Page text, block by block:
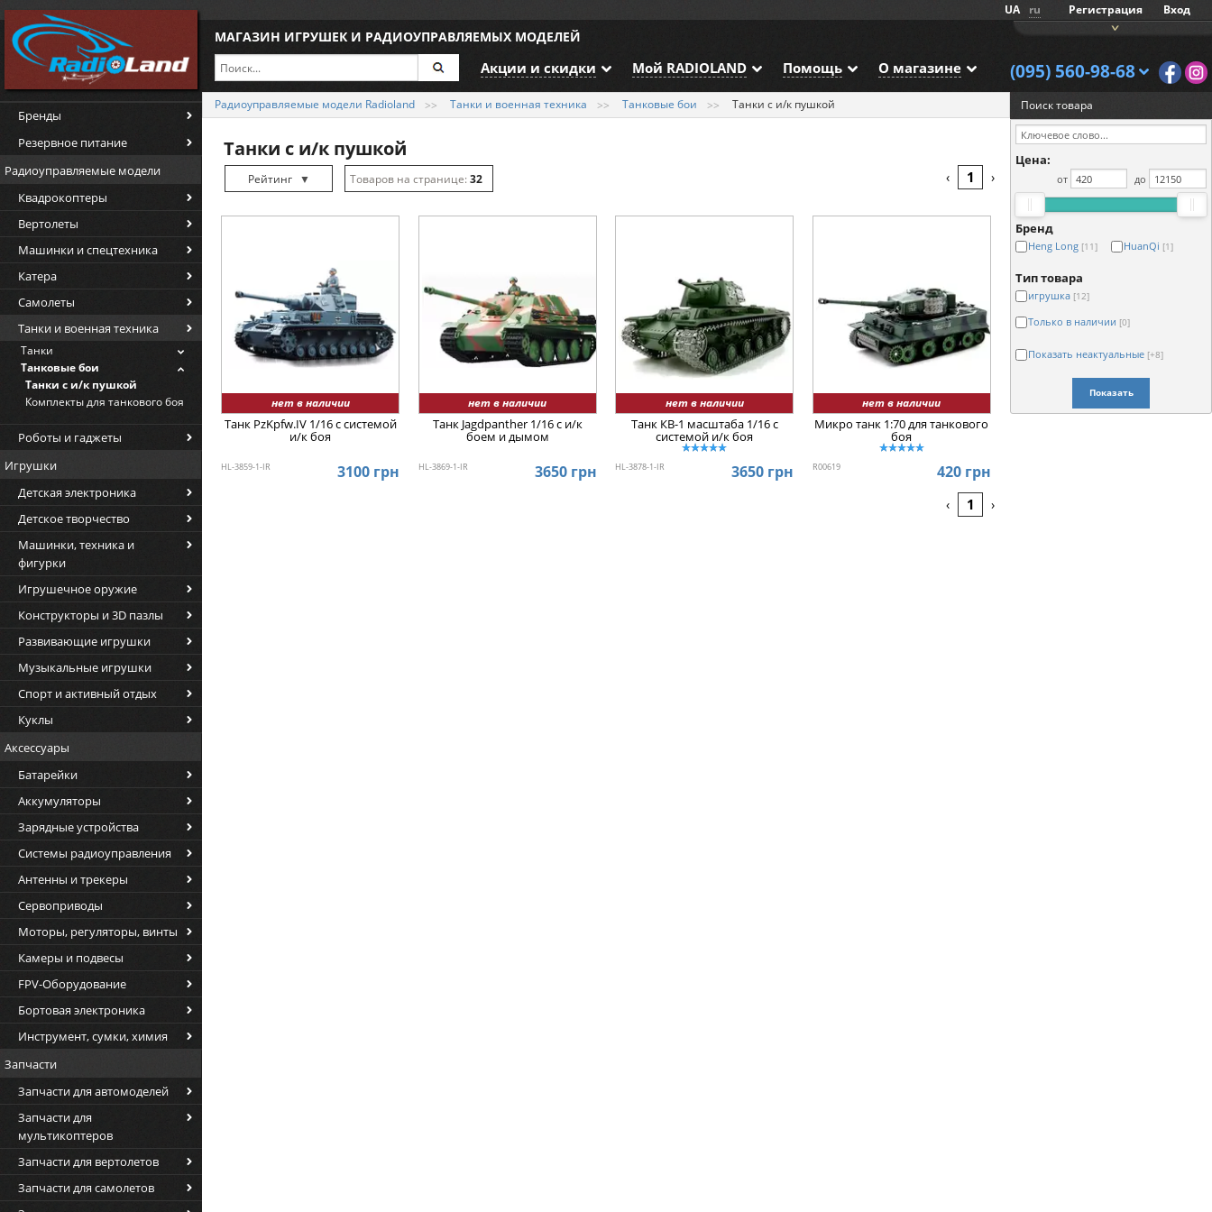
UA ru Регистрация Вход
МАГАЗИН ИГРУШЕК И РАДИОУПРАВЛЯЕМЫХ МОДЕЛЕЙ
Акции и скидки Мой RADIOLAND Помощь О магазине (095) 560-98-68
Бренды
Резервное питание
Радиоуправляемые модели
Квадрокоптеры
Вертолеты
Машинки и спецтехника
Катера
Самолеты
Танки и военная техника
Танки
Танковые бои
Танки с и/к пушкой
Комплекты для танкового боя
Роботы и гаджеты
Игрушки
Детская электроника
Детское творчество
Машинки, техника и
фигурки
Игрушечное оружие
Конструкторы и 3D пазлы
Развивающие игрушки
Музыкальные игрушки
Спорт и активный отдых
Куклы
Аксессуары
Батарейки
Аккумуляторы
Зарядные устройства
Системы радиоуправления
Антенны и трекеры
Сервоприводы
Моторы, регуляторы, винты
Камеры и подвесы
FPV-Оборудование
Бортовая электроника
Инструмент, сумки, химия
Запчасти
Запчасти для автомоделей
Запчасти для
мультикоптеров
Запчасти для вертолетов
Запчасти для самолетов
Радиоуправляемые модели Radioland Танки и военная техника Танковые бои Танки с и/к пушкой
Танки с и/к пушкой
Рейтинг
▼
Цена ▼
32
‹ 1 ›
нет в наличии
Танк PzKpfw.IV 1/16 с системой
и/к боя
HL-3859-1-IR 3100 грн
нет в наличии
Танк Jagdpanther 1/16 с и/к
боем и дымом
HL-3869-1-IR 3650 грн
нет в наличии
Танк КВ-1 масштаба 1/16 с
системой и/к боя
HL-3878-1-IR 3650 грн
нет в наличии
Микро танк 1:70 для танкового
боя
R00619 420 грн
‹ 1 ›
Поиск товара
Цена:
от до
Бренд
Heng Long [11] HuanQi [1]
Тип товара
игрушка [12]
Только в наличии [0]
Показать неактуальные [+8]
Показать